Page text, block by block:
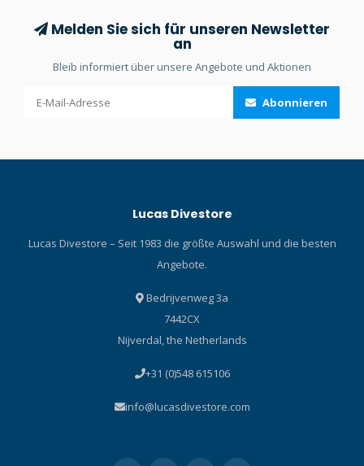
Melden Sie sich für unseren Newsletter
an
Bleib informiert über unsere Angebote und Aktionen
Abonnieren
Lucas Divestore
Lucas Divestore – Seit 1983 die größte Auswahl und die besten
Angebote.
Bedrijvenweg 3a
7442CX
Nijverdal, the Netherlands
+31 (0)548 615106
info@lucasdivestore.com